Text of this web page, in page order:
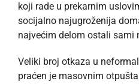
koji rade u prekarnim
socijalno najugroženija
najvećim delom ostali sami
Veliki broj otkaza u
praćen je masovnim